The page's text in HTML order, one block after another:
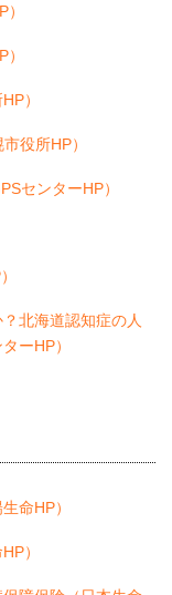
）
役所HP）
センターHP）
北海道認知症の人
ーHP）
命HP）
）